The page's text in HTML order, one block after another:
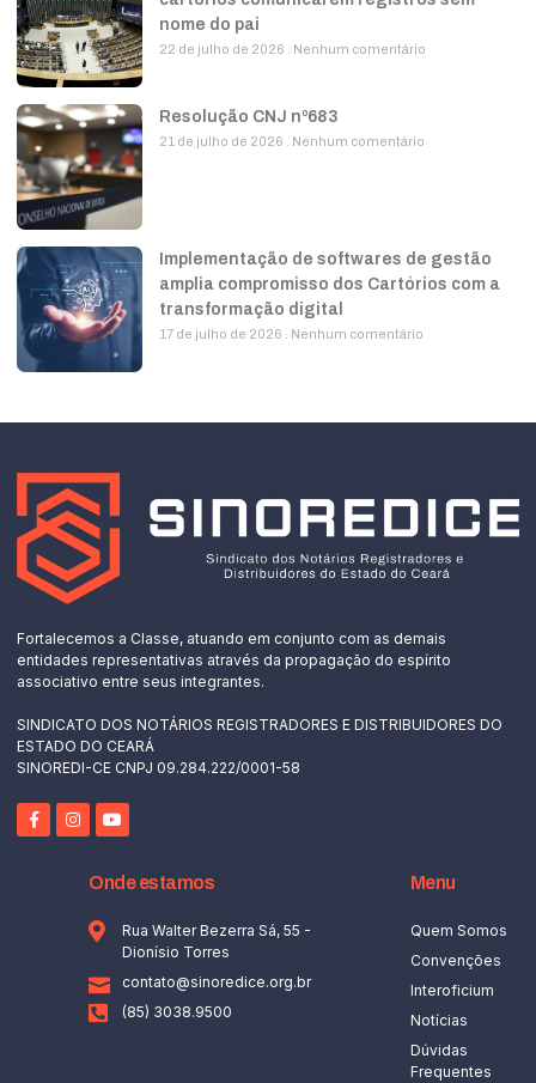
nome do pai
22 de julho de 2026 Nenhum comentário
Resolução CNJ nº683
21 de julho de 2026 Nenhum comentário
Implementação de softwares de gestão
amplia compromisso dos Cartórios com a
transformação digital
17 de julho de 2026 Nenhum comentário
Fortalecemos a Classe, atuando em conjunto com as demais
entidades representativas através da propagação do espírito
associativo entre seus integrantes.
SINDICATO DOS NOTÁRIOS REGISTRADORES E DISTRIBUIDORES DO
ESTADO DO CEARÁ
SINOREDI-CE CNPJ 09.284.222/0001-58
Onde estamos
Rua Walter Bezerra Sá, 55 -
Dionísio Torres
contato@sinoredice.org.br
(85) 3038.9500
Menu
Quem Somos
Convenções
Interoficium
Notícias
Dúvidas
Frequentes